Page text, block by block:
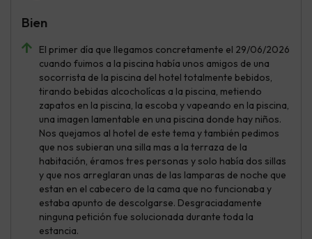
El primer día que llegamos concretamente el 29/06/2026
cuando fuimos a la piscina había unos amigos de una
socorrista de la piscina del hotel totalmente bebidos,
tirando bebidas alcocholícas a la piscina, metiendo
zapatos en la piscina, la escoba y vapeando en la piscina,
una imagen lamentable en una piscina donde hay niños.
Nos quejamos al hotel de este tema y también pedimos
que nos subieran una silla mas a la terraza de la
habitación, éramos tres personas y solo había dos sillas
y que nos arreglaran unas de las lamparas de noche que
estan en el cabecero de la cama que no funcionaba y
estaba apunto de descolgarse. Desgraciadamente
ninguna petición fue solucionada durante toda la
estancia.
Bien